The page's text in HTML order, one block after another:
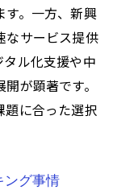
す。一方、新興
なサービス提供
ル化支援や中
が顕著です。
題に合った選択
ング事情